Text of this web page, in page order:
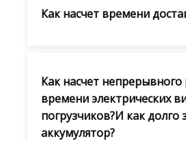
Как насчет времени
Как насчет непрерывного
времени электрических
погрузчиков?И как долго
аккумулятор?